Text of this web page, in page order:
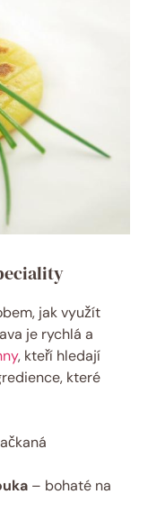
jak využít
je rychlá a
, kteří hledají
které
– bohaté na